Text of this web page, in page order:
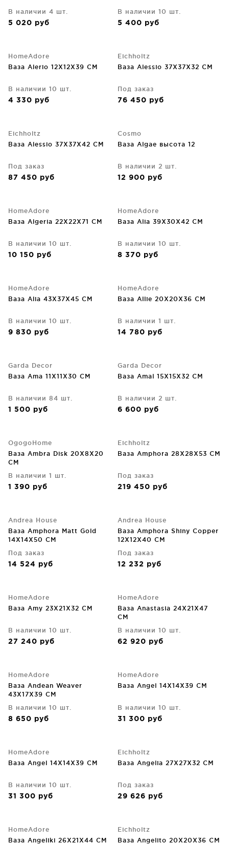
В наличии 4 шт.
5 020 руб
В наличии 10 шт.
5 400 руб
HomeAdore
Ваза Alerio 12X12X39 CM
В наличии 10 шт.
4 330 руб
Eichholtz
Ваза Alessio 37X37X32 CM
Под заказ
76 450 руб
Eichholtz
Ваза Alessio 37X37X42 CM
Под заказ
87 450 руб
Cosmo
Ваза Algae высота 12
В наличии 2 шт.
12 900 руб
HomeAdore
Ваза Algeria 22X22X71 CM
В наличии 10 шт.
10 150 руб
HomeAdore
Ваза Alia 39X30X42 CM
В наличии 10 шт.
8 370 руб
HomeAdore
Ваза Alia 43X37X45 CM
В наличии 10 шт.
9 830 руб
HomeAdore
Ваза Allie 20X20X36 CM
В наличии 1 шт.
14 780 руб
Garda Decor
Ваза Ama 11X11X30 CM
В наличии 84 шт.
1 500 руб
Garda Decor
Ваза Amal 15X15X32 CM
В наличии 2 шт.
6 600 руб
OgogoHome
Ваза Ambra Disk 20X8X20
CM
В наличии 1 шт.
1 390 руб
Eichholtz
Ваза Amphora 28X28X53 CM
Под заказ
219 450 руб
Andrea House
Ваза Amphora Matt Gold
14X14X50 CM
Под заказ
14 524 руб
Andrea House
Ваза Amphora Shiny Copper
12X12X40 CM
Под заказ
12 232 руб
HomeAdore
Ваза Amy 23X21X32 CM
В наличии 10 шт.
27 240 руб
HomeAdore
Ваза Anastasia 24X21X47
CM
В наличии 10 шт.
62 920 руб
HomeAdore
Ваза Andean Weaver
43X17X39 CM
В наличии 10 шт.
8 650 руб
HomeAdore
Ваза Angel 14X14X39 CM
В наличии 10 шт.
31 300 руб
HomeAdore
Ваза Angel 14X14X39 CM
В наличии 10 шт.
31 300 руб
Eichholtz
Ваза Angelia 27X27X32 CM
Под заказ
29 626 руб
HomeAdore
Ваза Angeliki 26X21X44 CM
Eichholtz
Ваза Angelito 20X20X36 CM